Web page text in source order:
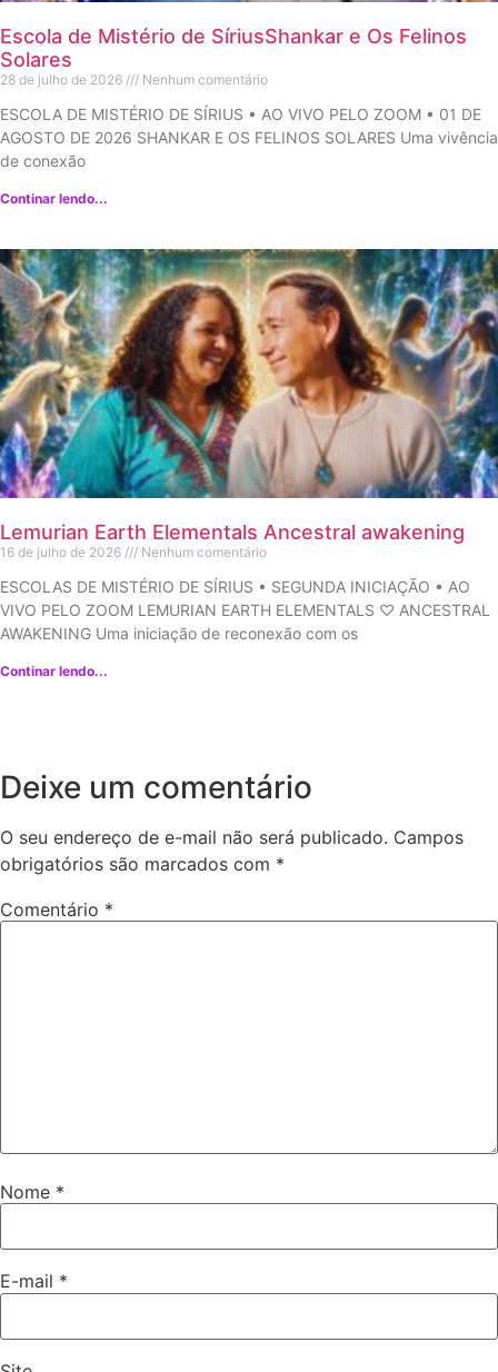
Escola de Mistério de SíriusShankar e Os Felinos
Solares
28 de julho de 2026 Nenhum comentário
ESCOLA DE MISTÉRIO DE SÍRIUS • AO VIVO PELO ZOOM • 01 DE
AGOSTO DE 2026 SHANKAR E OS FELINOS SOLARES Uma vivência
de conexão
Continar lendo...
Lemurian Earth Elementals Ancestral awakening
16 de julho de 2026 Nenhum comentário
ESCOLAS DE MISTÉRIO DE SÍRIUS • SEGUNDA INICIAÇÃO • AO
VIVO PELO ZOOM LEMURIAN EARTH ELEMENTALS ♡ ANCESTRAL
AWAKENING Uma iniciação de reconexão com os
Continar lendo...
Deixe um comentário
O seu endereço de e-mail não será publicado. Campos
obrigatórios são marcados com *
Comentário *
Nome *
E-mail *